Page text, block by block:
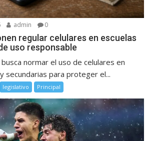
admin 0
regular celulares en escuelas
uso responsable
normar el uso de celulares en
secundarias para proteger el...
legislativo Principal